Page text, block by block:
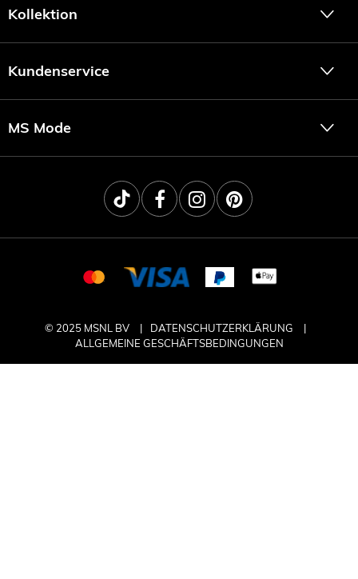
Kollektion
Kundenservice
MS Mode
© 2025 MSNL BV
DATENSCHUTZERKLÄRUNG
ALLGEMEINE GESCHÄFTSBEDINGUNGEN